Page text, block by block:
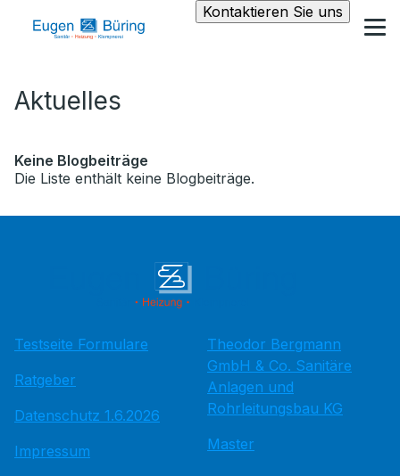
Kontaktieren Sie uns
Aktuelles
Keine Blogbeiträge
Die Liste enthält keine Blogbeiträge.
Testseite Formulare
Ratgeber
Datenschutz 1.6.2026
Impressum
Theodor Bergmann
GmbH & Co. Sanitäre
Anlagen und
Rohrleitungsbau KG
Master